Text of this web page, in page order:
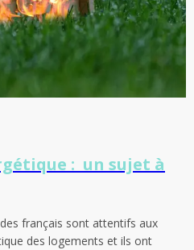
: un sujet à
français sont attentifs aux
des logements et ils ont